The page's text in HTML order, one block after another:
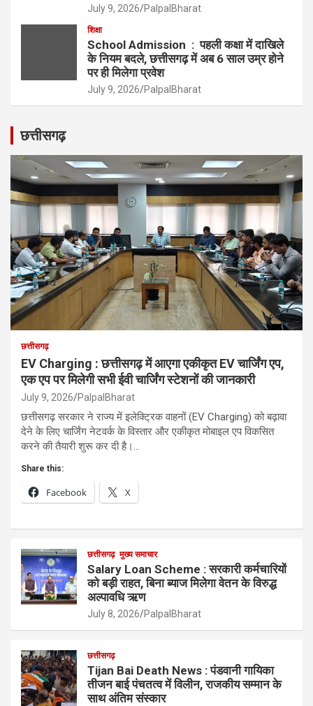
July 9, 2026 PalpalBharat
शिक्षा
School Admission : पहली कक्षा में दाखिले
के नियम बदले, छत्तीसगढ़ में अब 6 साल उम्र होने
पर ही मिलेगा प्रवेश
July 9, 2026 PalpalBharat
छत्तीसगढ़
छत्तीसगढ़
EV Charging : छत्तीसगढ़ में आएगा एकीकृत EV चार्जिंग एप,
एक एप पर मिलेगी सभी ईवी चार्जिंग स्टेशनों की जानकारी
July 9, 2026 PalpalBharat
छत्तीसगढ़ सरकार ने राज्य में इलेक्ट्रिक वाहनों (EV Charging) को बढ़ावा
देने के लिए चार्जिंग नेटवर्क के विस्तार और एकीकृत मोबाइल एप विकसित
करने की तैयारी शुरू कर दी है।…
Share this:
Facebook X
छत्तीसगढ़ मुख्य समाचार
Salary Loan Scheme : सरकारी कर्मचारियों
को बड़ी राहत, बिना ब्याज मिलेगा वेतन के विरुद्ध
अल्पावधि ऋण
July 8, 2026 PalpalBharat
छत्तीसगढ़
Tijan Bai Death News : पंडवानी गायिका
तीजन बाई पंचतत्व में विलीन, राजकीय सम्मान के
साथ अंतिम संस्कार